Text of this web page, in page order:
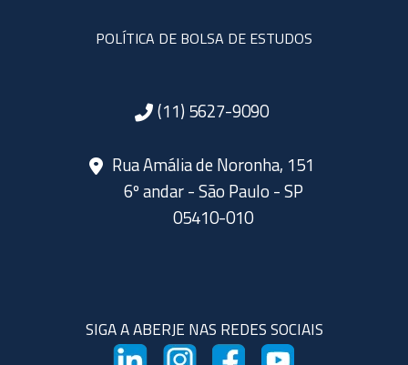
POLÍTICA DE BOLSA DE ESTUDOS
(11) 5627-9090
Rua Amália de Noronha, 151
6º andar - São Paulo - SP
05410-010
SIGA A ABERJE NAS REDES SOCIAIS